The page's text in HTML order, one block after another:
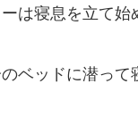
は寝息を立て始
ベッドに潜って